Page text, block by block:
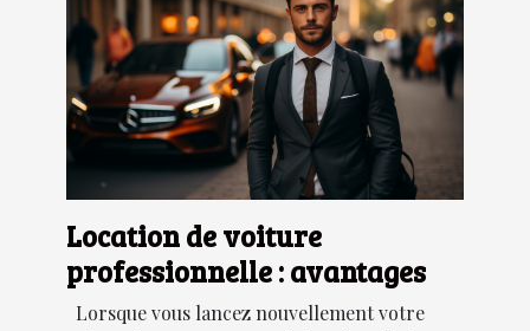
Location de voiture
professionnelle : avantages
Lorsque vous lancez nouvellement votre